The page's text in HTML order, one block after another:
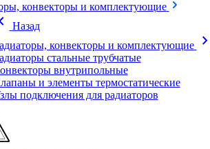
конвекторы и комплектующие
Назад
конвекторы и комплектующие
chevron_right
стальные трубчатые
внутрипольные
и элементы термостатические
подключения для радиаторов